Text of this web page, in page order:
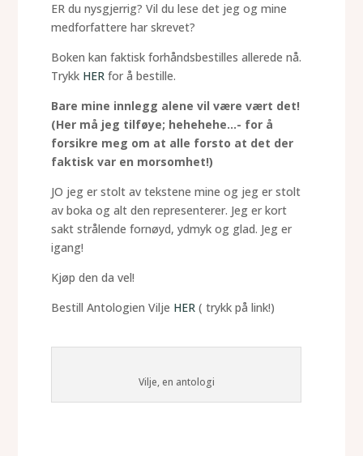
ER du nysgjerrig? Vil du lese det jeg og mine
medforfattere har skrevet?
Boken kan faktisk forhåndsbestilles allerede nå.
Trykk HERfor å bestille.
Bare mine innlegg alene vil være vært det!
(Her må jeg tilføye; hehehehe...- for å
forsikre meg om at alle forsto at det der
faktisk var en morsomhet!)
JO jeg er stolt av tekstene mine og jeg er stolt
av boka og alt den representerer. Jeg er kort
sakt strålende fornøyd, ydmyk og glad. Jeg er
igang!
Kjøp den da vel!
Bestill Antologien Vilje HER( trykk på link!)
Vilje, en antologi